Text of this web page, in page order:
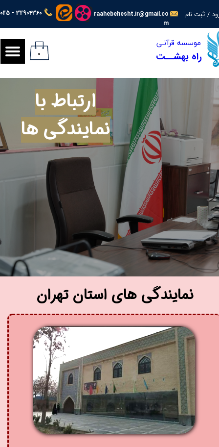
025 - 32904360
raahebehesht.ir@gmail.co
m
/ ثبت نام
حساب کاربری من
تغییر گذر واژه
سفارشات
خروج از حساب کاربری
​​​​موسسه قرآنـی
راه بهشــت ۰
ارتباط با
نمایندگی ها
​نمایندگی های استان تهران